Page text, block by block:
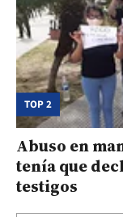
TOP 2
Abuso en
tenía que
testigos